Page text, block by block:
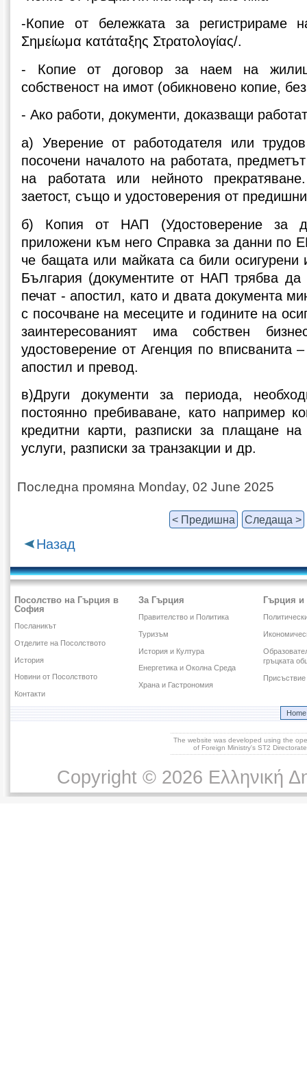
-Копие от бележката за регистрираме
Σημείωμα κατάταξης Στρατολογίας/.
- Копие от договор за наем на
собственост на имот (обикновено копие,
- Ако работи, документи, доказващи
а) Уверение от работодателя или
посочени началото на работата,
на работата или нейното
заетост, също и удостоверения от
б) Копия от НАП (Удостоверение за
приложени към него Справка за данни по
че бащата или майката са били осигурени
България (документите от НАП трябва да
печат - апостил, като и двата документа
с посочване на месеците и годините на
заинтересованият има собствен
удостоверение от Агенция по вписванита
апостил и превод.
в)Други документи за периода,
постоянно пребиваване, като например
кредитни карти, разписки за плащане
услуги, разписки за транзакции и др.
Последна промяна Monday, 02 June 2025
< Предишна Следаща >
Назад
Посолство на Гърция в
София
Посланикът
Отделите на Посолството
История
Новини от Посолството
Контакти
За Гърция
Правителство и Политика
Туризъм
История и Култура
Енергетика и Околна Среда
Храна и Гастрономия
Гърция и
гръцката
Home
The website was developed using the
of Foreign Ministry's ST2
Copyright © 2026 Ελληνική